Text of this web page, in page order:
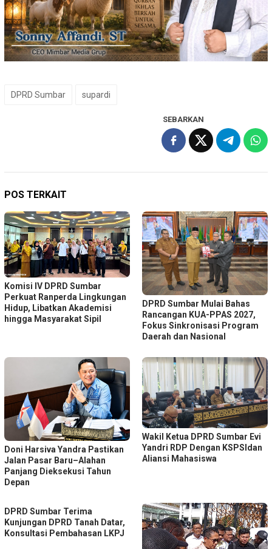
DPRD Sumbar supardi
SEBARKAN
POS TERKAIT
Komisi IV DPRD Sumbar
Perkuat Ranperda Lingkungan
Hidup, Libatkan Akademisi
hingga Masyarakat Sipil
DPRD Sumbar Mulai Bahas
Rancangan KUA-PPAS 2027,
Fokus Sinkronisasi Program
Daerah dan Nasional
Doni Harsiva Yandra Pastikan
Jalan Pasar Baru–Alahan
Panjang Dieksekusi Tahun
Depan
Wakil Ketua DPRD Sumbar Evi
Yandri RDP Dengan KSPSIdan
Aliansi Mahasiswa
DPRD Sumbar Terima
Kunjungan DPRD Tanah Datar,
Konsultasi Pembahasan LKPJ